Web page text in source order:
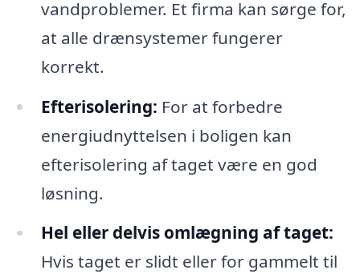
vandproblemer. Et firma kan sørge for,
at alle drænsystemer fungerer
korrekt.
Efterisolering: For at forbedre
energiudnyttelsen i boligen kan
efterisolering af taget være en god
løsning.
Hel eller delvis omlægning af taget:
Hvis taget er slidt eller for gammelt til